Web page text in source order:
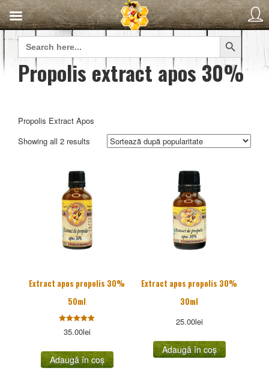
Search
for:
Search Button
Propolis extract apos 30%
Propolis Extract Apos
Showing all 2 results Sorted
Extract apos propolis 30%
50ml
Evaluat la
5.00
35.00lei
Adaugă în coș
Extract apos propolis 30%
30ml
25.00lei
Adaugă în coș